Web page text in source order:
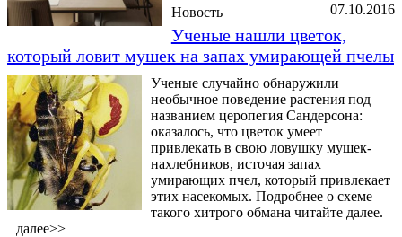
07.10.2016
Новость
Ученые нашли цветок,
который ловит мушек на запах умирающей пчелы
Ученые случайно обнаружили
необычное поведение растения под
названием церопегия Сандерсона:
оказалось, что цветок умеет
привлекать в свою ловушку мушек-
нахлебников, источая запах
умирающих пчел, который привлекает
этих насекомых. Подробнее о схеме
такого хитрого обмана читайте далее.
далее>>